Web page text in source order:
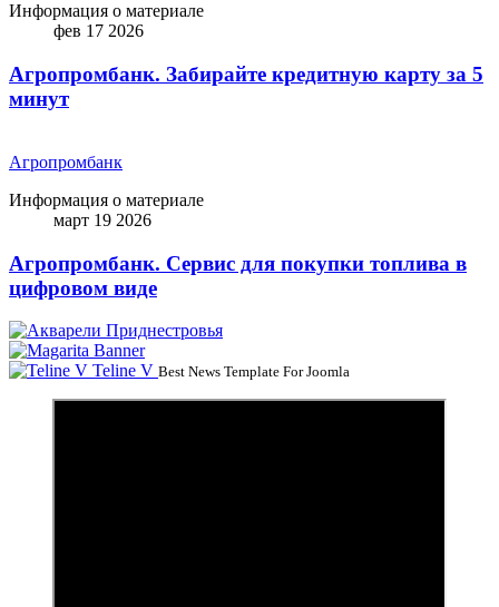
Информация о материале
фев 17 2026
Агропромбанк. Забирайте кредитную карту за 5
минут
Агропромбанк
Информация о материале
март 19 2026
Агропромбанк. Сервис для покупки топлива в
цифровом виде
Teline V Best News Template For Joomla